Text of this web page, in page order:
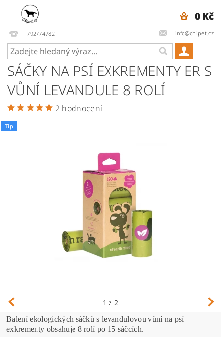
792774782 info@chipet.cz
0 Kč
SÁČKY NA PSÍ EXKREMENTY ER S
VŮNÍ LEVANDULE 8 ROLÍ
2 hodnocení
Tip
1 z 2
Balení ekologických sáčků s levandulovou vůní na psí
exkrementy obsahuje 8 rolí po 15 sáčcích.